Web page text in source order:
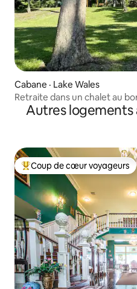
Cabane · Lake Wales
Retraite dans un chalet au
Floride
Autres logements
Coup de cœur voyageurs
Coup de cœur voyageurs